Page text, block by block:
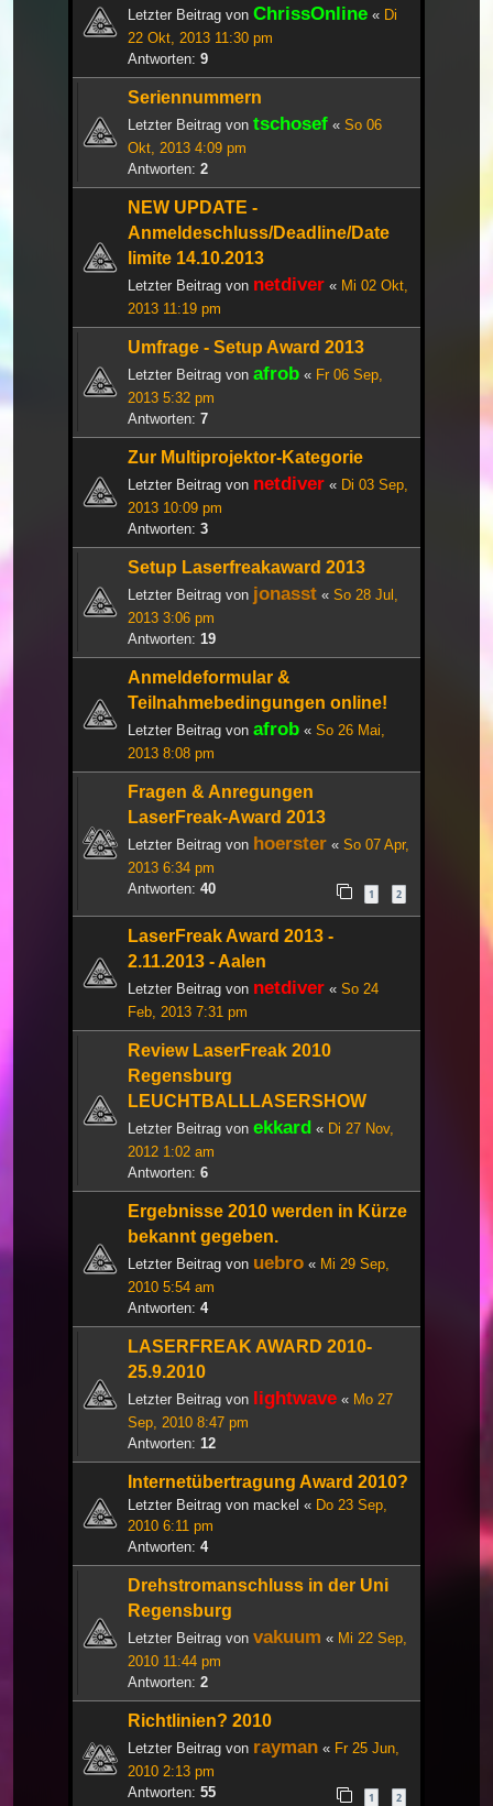
Letzter Beitrag von ChrissOnline « Di
22 Okt, 2013 11:30 pm
Antworten: 9
Seriennummern
Letzter Beitrag von tschosef « So 06
Okt, 2013 4:09 pm
Antworten: 2
NEW UPDATE -
Anmeldeschluss/Deadline/Date
limite 14.10.2013
Letzter Beitrag von netdiver « Mi 02 Okt,
2013 11:19 pm
Umfrage - Setup Award 2013
Letzter Beitrag von afrob « Fr 06 Sep,
2013 5:32 pm
Antworten: 7
Zur Multiprojektor-Kategorie
Letzter Beitrag von netdiver « Di 03 Sep,
2013 10:09 pm
Antworten: 3
Setup Laserfreakaward 2013
Letzter Beitrag von jonasst « So 28 Jul,
2013 3:06 pm
Antworten: 19
Anmeldeformular &
Teilnahmebedingungen online!
Letzter Beitrag von afrob « So 26 Mai,
2013 8:08 pm
Fragen & Anregungen
LaserFreak-Award 2013
Letzter Beitrag von hoerster « So 07 Apr,
2013 6:34 pm
Antworten: 40 1 2
LaserFreak Award 2013 -
2.11.2013 - Aalen
Letzter Beitrag von netdiver « So 24
Feb, 2013 7:31 pm
Review LaserFreak 2010
Regensburg
LEUCHTBALLLASERSHOW
Letzter Beitrag von ekkard « Di 27 Nov,
2012 1:02 am
Antworten: 6
Ergebnisse 2010 werden in Kürze
bekannt gegeben.
Letzter Beitrag von uebro « Mi 29 Sep,
2010 5:54 am
Antworten: 4
LASERFREAK AWARD 2010-
25.9.2010
Letzter Beitrag von lightwave « Mo 27
Sep, 2010 8:47 pm
Antworten: 12
Internetübertragung Award 2010?
Letzter Beitrag von mackel « Do 23 Sep,
2010 6:11 pm
Antworten: 4
Drehstromanschluss in der Uni
Regensburg
Letzter Beitrag von vakuum « Mi 22 Sep,
2010 11:44 pm
Antworten: 2
Richtlinien? 2010
Letzter Beitrag von rayman « Fr 25 Jun,
2010 2:13 pm
Antworten: 55 1 2